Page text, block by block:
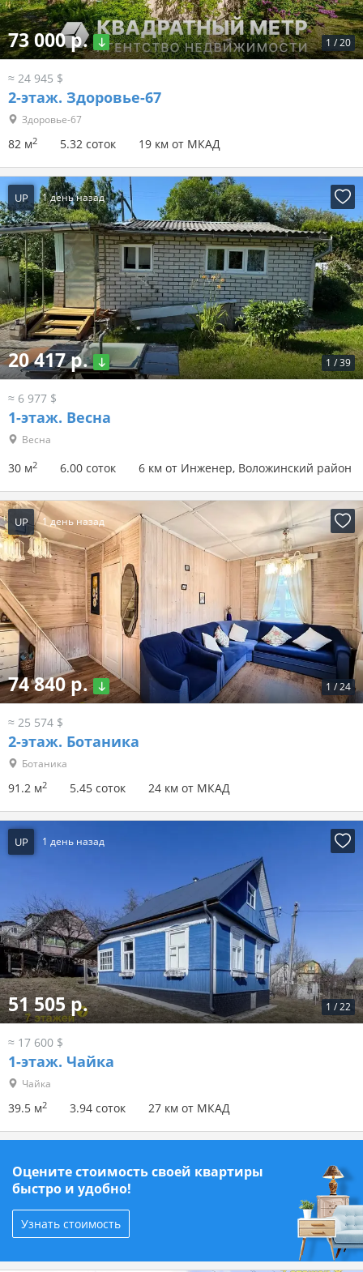
1 /20
73 000 р.
≈ 24 945 $
2-этаж. Здоровье-67
Здоровье-67
82 м2 5.32 соток 19 км от МКАД
UP 1 день назад
1 /39
20 417 р.
≈ 6 977 $
1-этаж. Весна
Весна
30 м2 6.00 соток 6 км от Инженер, Воложинский район
UP 1 день назад
1 /24
74 840 р.
≈ 25 574 $
2-этаж. Ботаника
Ботаника
91.2 м2 5.45 соток 24 км от МКАД
UP 1 день назад
1 /22
51 505 р.
≈ 17 600 $
1-этаж. Чайка
Чайка
39.5 м2 3.94 соток 27 км от МКАД
Оцените стоимость своей квартиры
быстро и удобно!
Узнать стоимость